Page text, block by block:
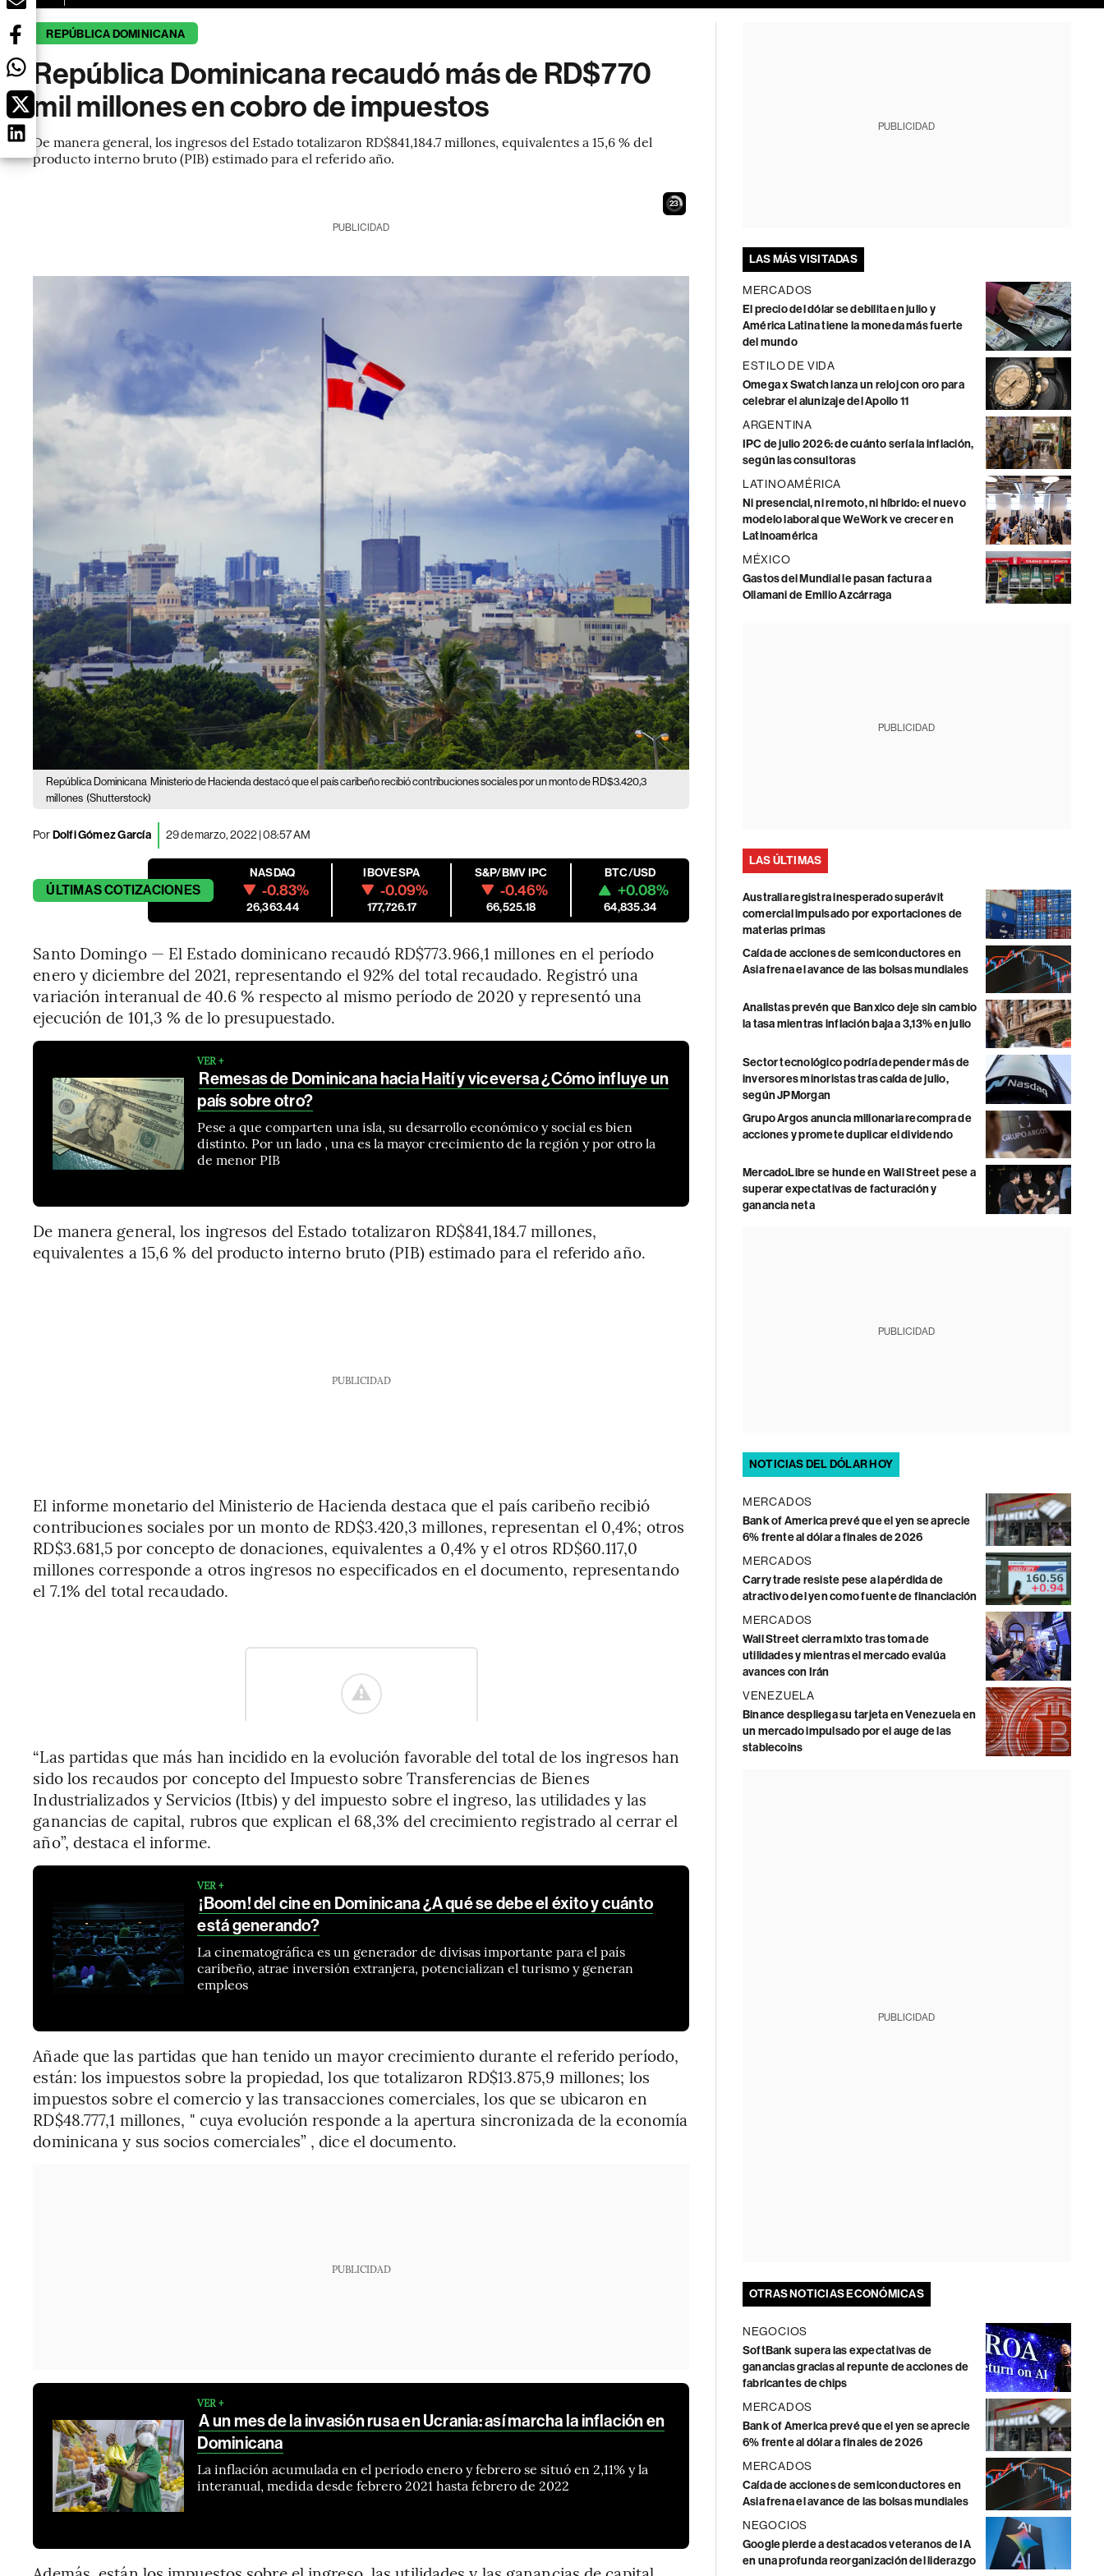
REPÚBLICA DOMINICANA
República Dominicana recaudó más de RD$770
mil millones en cobro de impuestos
De manera general, los ingresos del Estado totalizaron RD$841,184.7 millones, equivalentes a 15,6 % del
producto interno bruto (PIB) estimado para el referido año.
21
PUBLICIDAD
República Dominicana Ministerio de Hacienda destacó que el país caribeño recibió contribuciones sociales por un monto de RD$3.420,3
millones (Shutterstock)
PorDolfi Gómez García 29 de marzo, 2022 | 08:57 AM
ÚLTIMASCOTIZACIONES
NASDAQ
-0.83%
26,363.44
IBOVESPA
-0.09%
177,726.17
S&P/BMV IPC
-0.46%
66,525.18
BTC/USD
+0.08%
64,835.34
Santo Domingo — El Estado dominicano recaudó RD$773.966,1 millones en el período
enero y diciembre del 2021, representando el 92% del total recaudado. Registró una
variación interanual de 40.6 % respecto al mismo período de 2020 y representó una
ejecución de 101,3 % de lo presupuestado.
VER +
Remesas de Dominicana hacia Haití y viceversa ¿Cómo influye un
país sobre otro?
Pese a que comparten una isla, su desarrollo económico y social es bien
distinto. Por un lado , una es la mayor crecimiento de la región y por otro la
de menor PIB
De manera general, los ingresos del Estado totalizaron RD$841,184.7 millones,
equivalentes a 15,6 % del producto interno bruto (PIB) estimado para el referido año.
PUBLICIDAD
El informe monetario del Ministerio de Hacienda destaca que el país caribeño recibió
contribuciones sociales por un monto de RD$3.420,3 millones, representan el 0,4%; otros
RD$3.681,5 por concepto de donaciones, equivalentes a 0,4% y el otros RD$60.117,0
millones corresponde a otros ingresos no especificados en el documento, representando
el 7.1% del total recaudado.
“Las partidas que más han incidido en la evolución favorable del total de los ingresos han
sido los recaudos por concepto del Impuesto sobre Transferencias de Bienes
Industrializados y Servicios (Itbis) y del impuesto sobre el ingreso, las utilidades y las
ganancias de capital, rubros que explican el 68,3% del crecimiento registrado al cerrar el
año”, destaca el informe.
VER +
¡Boom! del cine en Dominicana ¿A qué se debe el éxito y cuánto
está generando?
La cinematográfica es un generador de divisas importante para el país
caribeño, atrae inversión extranjera, potencializan el turismo y generan
empleos
Añade que las partidas que han tenido un mayor crecimiento durante el referido período,
están: los impuestos sobre la propiedad, los que totalizaron RD$13.875,9 millones; los
impuestos sobre el comercio y las transacciones comerciales, los que se ubicaron en
RD$48.777,1 millones, " cuya evolución responde a la apertura sincronizada de la economía
dominicana y sus socios comerciales” , dice el documento.
PUBLICIDAD
VER +
A un mes de la invasión rusa en Ucrania: así marcha la inflación en
Dominicana
La inflación acumulada en el período enero y febrero se situó en 2,11% y la
interanual, medida desde febrero 2021 hasta febrero de 2022
PUBLICIDAD
LAS MÁS VISITADAS
MERCADOS
El precio del dólar se debilita en julio y
América Latina tiene la moneda más fuerte
del mundo
ESTILO DE VIDA
Omega x Swatch lanza un reloj con oro para
celebrar el alunizaje del Apollo 11
ARGENTINA
IPC de julio 2026: de cuánto sería la inflación,
según las consultoras
LATINOAMÉRICA
Ni presencial, ni remoto, ni híbrido: el nuevo
modelo laboral que WeWork ve crecer en
Latinoamérica
MÉXICO
Gastos del Mundial le pasan factura a
Ollamani de Emilio Azcárraga
PUBLICIDAD
LAS ÚLTIMAS
Australia registra inesperado superávit
comercial impulsado por exportaciones de
materias primas
Caída de acciones de semiconductores en
Asia frena el avance de las bolsas mundiales
Analistas prevén que Banxico deje sin cambio
la tasa mientras inflación baja a 3,13% en julio
Sector tecnológico podría depender más de
inversores minoristas tras caída de julio,
según JPMorgan
Grupo Argos anuncia millonaria recompra de
acciones y promete duplicar el dividendo
MercadoLibre se hunde en Wall Street pese a
superar expectativas de facturación y
ganancia neta
PUBLICIDAD
NOTICIAS DEL DÓLAR HOY
MERCADOS
Bank of America prevé que el yen se aprecie
6% frente al dólar a finales de 2026
MERCADOS
Carry trade resiste pese a la pérdida de
atractivo del yen como fuente de financiación
MERCADOS
Wall Street cierra mixto tras toma de
utilidades y mientras el mercado evalúa
avances con Irán
VENEZUELA
Binance despliega su tarjeta en Venezuela en
un mercado impulsado por el auge de las
stablecoins
PUBLICIDAD
OTRAS NOTICIAS ECONÓMICAS
NEGOCIOS
SoftBank supera las expectativas de
ganancias gracias al repunte de acciones de
fabricantes de chips
MERCADOS
Bank of America prevé que el yen se aprecie
6% frente al dólar a finales de 2026
MERCADOS
Caída de acciones de semiconductores en
Asia frena el avance de las bolsas mundiales
NEGOCIOS
Google pierde a destacados veteranos de IA
en una profunda reorganización del liderazgo